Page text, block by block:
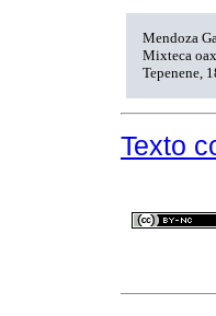
Mendoza
Mixteca
Tepenene,
Texto